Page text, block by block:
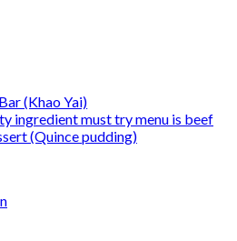
(Khao Yai)
ingredient must try menu is beef
(Quince pudding)